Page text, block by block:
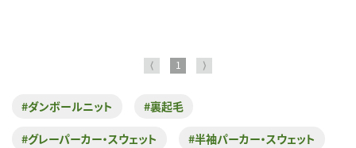
⟨ 1 ⟩
#ダンボールニット #裏起毛
#グレーパーカー・スウェット #半袖パーカー・スウェット